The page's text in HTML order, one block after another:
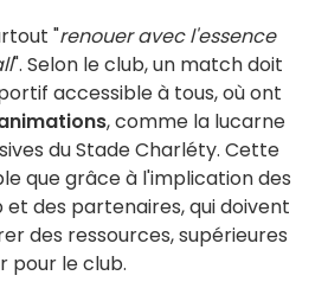
"renouer avec l'essence
". Selon le club, un match doit
accessible à tous, où ont
, comme la lucarne
du Stade Charléty. Cette
que grâce à l'implication des
des partenaires, qui doivent
des ressources, supérieures
pour le club.